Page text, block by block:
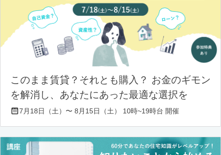
このまま賃貸？それとも購入？ お金のギモン
を解消し、あなたにあった最適な選択を
7月18日（土）〜 8月15日（土） 10時~19時台 開催